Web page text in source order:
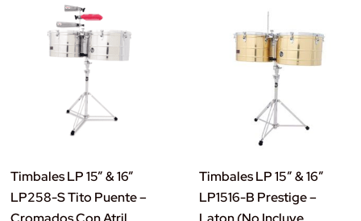
Timbales LP 15” & 16”
LP258-S Tito Puente –
Timbales LP 15″ & 16″
LP1516-B Prestige –